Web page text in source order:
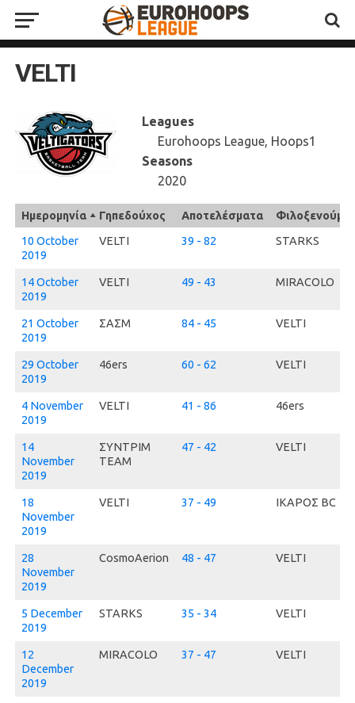
VELTI
Leagues
Eurohoops League, Hoops1
Seasons
2020
Ημερομηνία Γηπεδούχος Αποτελέσματα
10 October
2019
VELTI 39 - 82 STARKS
14 October
2019
VELTI 49 - 43 MIRACOLO
21 October
2019
ΣΑΣΜ 84 - 45 VELTI
29 October
2019
46ers 60 - 62 VELTI
4 November
2019
VELTI 41 - 86 46ers
14
November
2019
ΣΥΝΤΡΙΜ
ΤΕΑΜ
47 - 42 VELTI
18
November
2019
VELTI 37 - 49 ΙΚΑΡΟΣ BC
28
November
2019
CosmoAerion 48 - 47 VELTI
5 December
2019
STARKS 35 - 34 VELTI
12
December
2019
MIRACOLO 37 - 47 VELTI